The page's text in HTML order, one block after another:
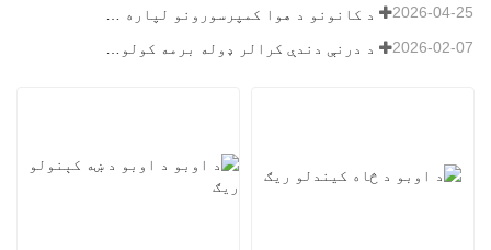
2026-04-25
2026-02-07